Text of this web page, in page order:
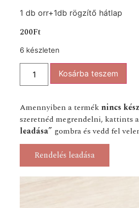
1 db orr+1db rögzítő hátlap
200Ft
6 készleten
Kosárba teszem
Amennyiben a termék nincs
szeretnéd megrendelni, kattints a
leadása” gombra és vedd fel
Rendelés leadása